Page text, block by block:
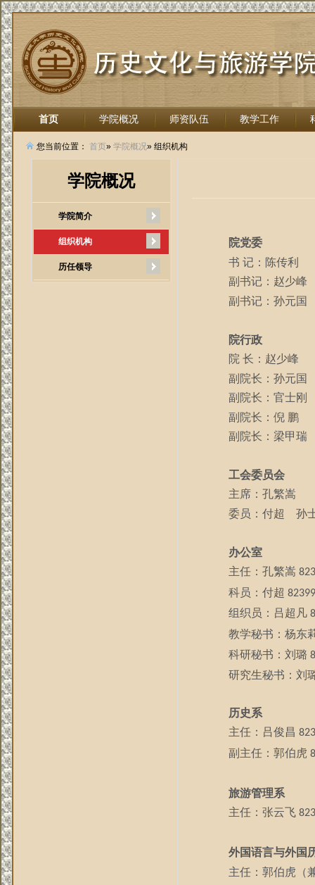
首页 学院概况 师资队伍 教学工作
招生就业
您当前位置： 首页» 学院概况» 组织机构
学院概况
学院简介
组织机构
历任领导
院党委
书 记：陈传利
副书记：赵少峰
副书记：孙元国
院行政
院 长：赵少峰
副院长：孙元国
副院长：官士刚
副院长：倪 鹏
副院长：梁甲瑞
工会委员会
主席：孔繁嵩
委员：付超
孙
办公室
主任：孔繁嵩
科员：付超
组织员：吕超凡
教学秘书：杨东
科研秘书： 刘璐
研究生秘书：刘
历史系
主任：吕俊昌
副主任：郭伯虎
旅游管理系
主任：张云飞
外国语言与外国
主任：郭伯虎（